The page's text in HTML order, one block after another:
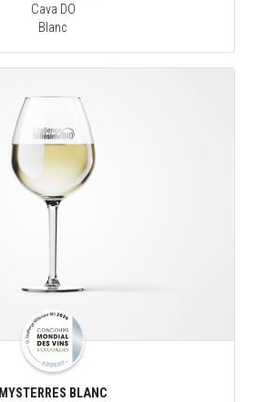
Cava DO
Blanc
MYSTERRES BLANC